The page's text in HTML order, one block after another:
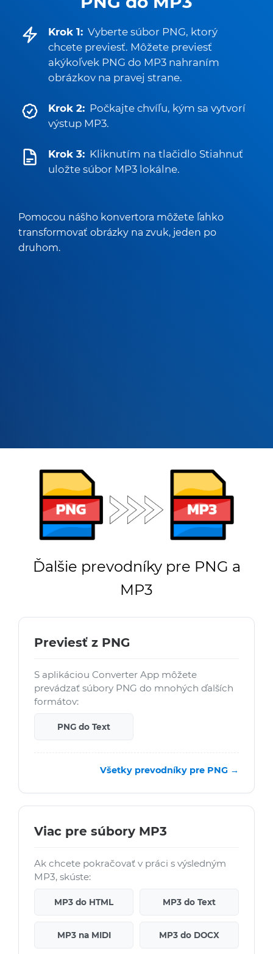
Krok 1: Vyberte súbor PNG, ktorý
chcete previesť. Môžete previesť
akýkoľvek PNG do MP3 nahraním
obrázkov na pravej strane.
Krok 2: Počkajte chvíľu, kým sa vytvorí
výstup MP3.
Krok 3: Kliknutím na tlačidlo Stiahnuť
uložte súbor MP3 lokálne.
Pomocou nášho konvertora môžete ľahko
transformovať obrázky na zvuk, jeden po
druhom.
Ďalšie prevodníky pre PNG a
MP3
Previesť z PNG
S aplikáciou Converter App môžete
prevádzať súbory PNG do mnohých ďalších
formátov:
PNG do Text
Všetky prevodníky pre PNG →
Viac pre súbory MP3
Ak chcete pokračovať v práci s výsledným
MP3, skúste:
MP3 do HTML MP3 do Text
MP3 na MIDI MP3 do DOCX